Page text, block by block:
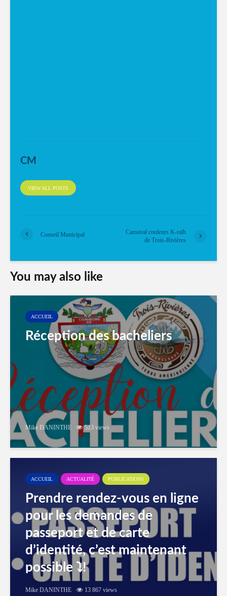
CM
VIEW ALL POSTS
Conseil Municipal
Carnaval couleurs K-raïb
de Trois-Rivières
You may also like
ACCUEIL
Réception des bacheliers
Mike DANINTHE 513 views
ACCUEIL ACTUALITÉ PUBLICATIONS
Prendre rendez-vous en ligne
pour les demandes de
passeport et de carte
d’identité, c’est maintenant
possible ⤵️!
Mike DANINTHE 13 867 views